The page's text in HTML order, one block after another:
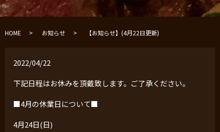
HOME お知らせ 【お知らせ】(4月22日更新)
2022/04/22
下記日程はお休みを頂戴致します。ご了承ください。
■4月の休業日について■
4月24日(日)